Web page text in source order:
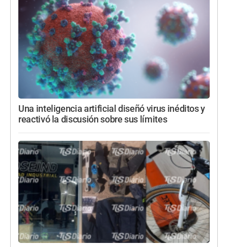
Una inteligencia artificial diseñó virus inéditos y
reactivó la discusión sobre sus límites